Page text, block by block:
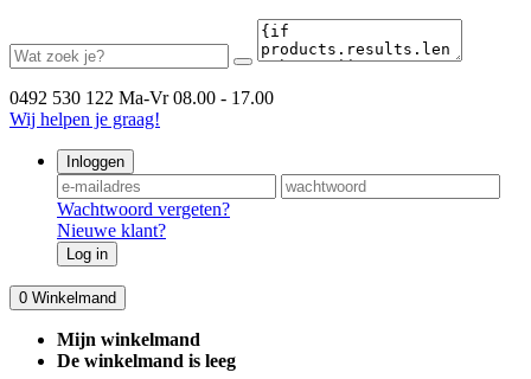
0492 530 122 Ma-Vr 08.00 - 17.00
Wij helpen je graag!
Inloggen
Wachtwoord vergeten?
Nieuwe klant?
Log in
0 Winkelmand
Mijn winkelmand
De winkelmand is leeg